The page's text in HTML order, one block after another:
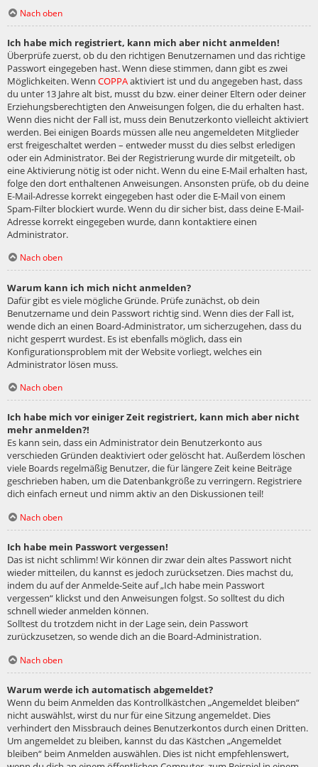
Nach oben
Ich habe mich registriert, kann mich aber nicht anmelden!
Überprüfe zuerst, ob du den richtigen Benutzernamen und das richtige
Passwort eingegeben hast. Wenn diese stimmen, dann gibt es zwei
Möglichkeiten. Wenn COPPAaktiviert ist und du angegeben hast, dass
du unter 13 Jahre alt bist, musst du bzw. einer deiner Eltern oder deiner
Erziehungsberechtigten den Anweisungen folgen, die du erhalten hast.
Wenn dies nicht der Fall ist, muss dein Benutzerkonto vielleicht aktiviert
werden. Bei einigen Boards müssen alle neu angemeldeten Mitglieder
erst freigeschaltet werden – entweder musst du dies selbst erledigen
oder ein Administrator. Bei der Registrierung wurde dir mitgeteilt, ob
eine Aktivierung nötig ist oder nicht. Wenn du eine E-Mail erhalten hast,
folge den dort enthaltenen Anweisungen. Ansonsten prüfe, ob du deine
E-Mail-Adresse korrekt eingegeben hast oder die E-Mail von einem
Spam-Filter blockiert wurde. Wenn du dir sicher bist, dass deine E-Mail-
Adresse korrekt eingegeben wurde, dann kontaktiere einen
Administrator.
Nach oben
Warum kann ich mich nicht anmelden?
Dafür gibt es viele mögliche Gründe. Prüfe zunächst, ob dein
Benutzername und dein Passwort richtig sind. Wenn dies der Fall ist,
wende dich an einen Board-Administrator, um sicherzugehen, dass du
nicht gesperrt wurdest. Es ist ebenfalls möglich, dass ein
Konfigurationsproblem mit der Website vorliegt, welches ein
Administrator lösen muss.
Nach oben
Ich habe mich vor einiger Zeit registriert, kann mich aber nicht
mehr anmelden?!
Es kann sein, dass ein Administrator dein Benutzerkonto aus
verschieden Gründen deaktiviert oder gelöscht hat. Außerdem löschen
viele Boards regelmäßig Benutzer, die für längere Zeit keine Beiträge
geschrieben haben, um die Datenbankgröße zu verringern. Registriere
dich einfach erneut und nimm aktiv an den Diskussionen teil!
Nach oben
Ich habe mein Passwort vergessen!
Das ist nicht schlimm! Wir können dir zwar dein altes Passwort nicht
wieder mitteilen, du kannst es jedoch zurücksetzen. Dies machst du,
indem du auf der Anmelde-Seite auf „Ich habe mein Passwort
vergessen“ klickst und den Anweisungen folgst. So solltest du dich
schnell wieder anmelden können.
Solltest du trotzdem nicht in der Lage sein, dein Passwort
zurückzusetzen, so wende dich an die Board-Administration.
Nach oben
Warum werde ich automatisch abgemeldet?
Wenn du beim Anmelden das Kontrollkästchen „Angemeldet bleiben“
nicht auswählst, wirst du nur für eine Sitzung angemeldet. Dies
verhindert den Missbrauch deines Benutzerkontos durch einen Dritten.
Um angemeldet zu bleiben, kannst du das Kästchen „Angemeldet
bleiben“ beim Anmelden auswählen. Dies ist nicht empfehlenswert,